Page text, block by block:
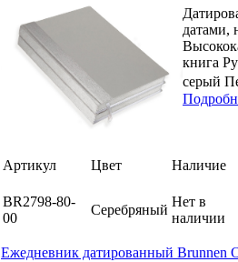
датами,
книга
серый
Артикул Цвет Наличие
BR2798-80-
00
Серебряный
Нет в
наличии
Ежедневник датированный Brunnen